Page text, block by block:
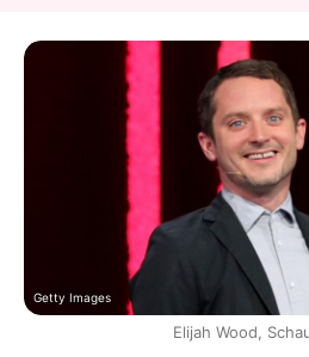
Getty Images
Elijah Wood,